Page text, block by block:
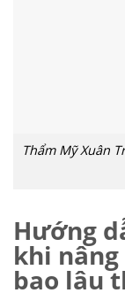
Thẩm Mỹ Xuân
Hướng
khi nâng
bao lâu